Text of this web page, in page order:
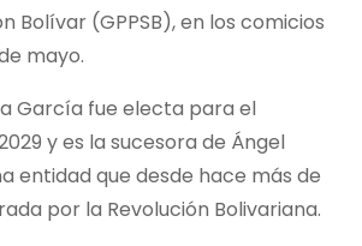
Bolívar (GPPSB), en los comicios
mayo.
García fue electa para el
y es la sucesora de Ángel
entidad que desde hace más de
por la Revolución Bolivariana.